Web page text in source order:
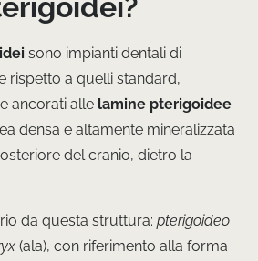
sono impianti dentali di
rispetto a quelli standard,
ancorati alle lamine pterigoidee
densa e altamente mineralizzata
del cranio, dietro la
da questa struttura: pterigoideo
(ala), con riferimento alla forma